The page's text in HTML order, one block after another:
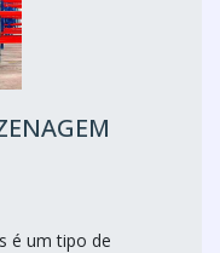
é um tipo de